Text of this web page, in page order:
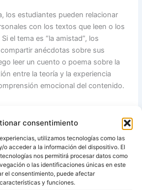
consentimiento
utilizamos tecnologías como las
o acceder a la información del dispositivo. El
nos permitirá procesar datos como
o las identificaciones únicas en este
el consentimiento, puede afectar
y funciones.
los estudiantes pueden relacionar
con los textos que leen o los
el tema es “la amistad”, los
anécdotas sobre sus
leer un cuento o poema sobre la
entre la teoría y la experiencia
emocional del contenido.
amistad y, posteriormente, pedir a
escriban un pequeño relato sobre
amistad propia. Esta actividad les
contenido literario con sus vivencias